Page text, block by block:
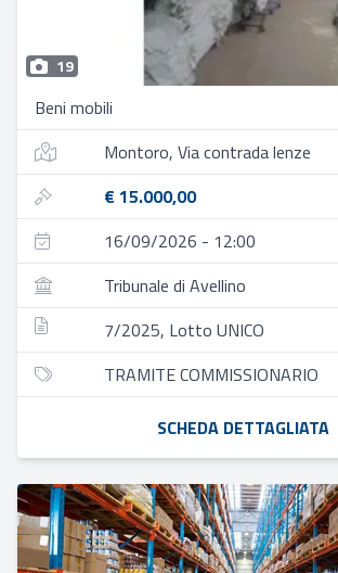
19
Beni mobili
Montoro, Via contrada lenze
€ 15.000,00
16/09/2026 - 12:00
Tribunale di Avellino
7/2025, Lotto UNICO
TRAMITE COMMISSIONARIO
SCHEDA DETTAGLIATA